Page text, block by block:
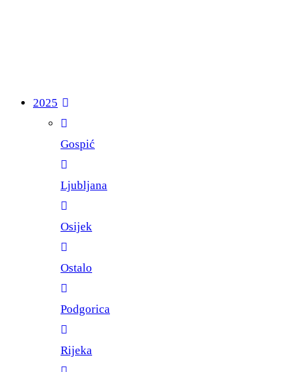
2025
Gospić
Ljubljana
Osijek
Ostalo
Podgorica
Rijeka